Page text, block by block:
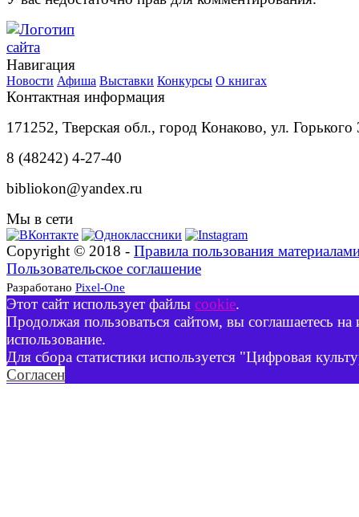
Навигация
Новости Афиша Выставки Конкурсы О книгах
Контактная информация
171252, Тверская обл., город Конаково, ул. Горького
8 (48242) 4-27-40
bibliokon@yandex.ru
Мы в сети
Copyright © 2018 - Правила пользования
Пользовательское соглашение
Разработано Pixel-One
Этот сайт использует файлы cookie.
Продолжая пользоваться сайтом, вы соглашаетесь на
использование.
Для сбора статистики используется "Цифровая
Согласен